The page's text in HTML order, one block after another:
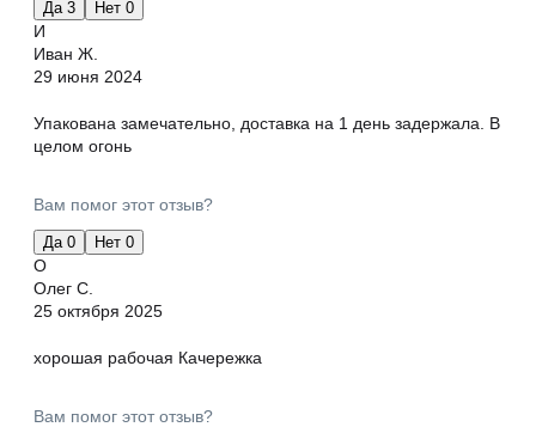
Да 3 Нет 0
И
Иван Ж.
29 июня 2024
Упакована замечательно, доставка на 1 день задержала. В
целом огонь
Вам помог этот отзыв?
Да 0 Нет 0
О
Олег С.
25 октября 2025
хорошая рабочая Качережка
Вам помог этот отзыв?